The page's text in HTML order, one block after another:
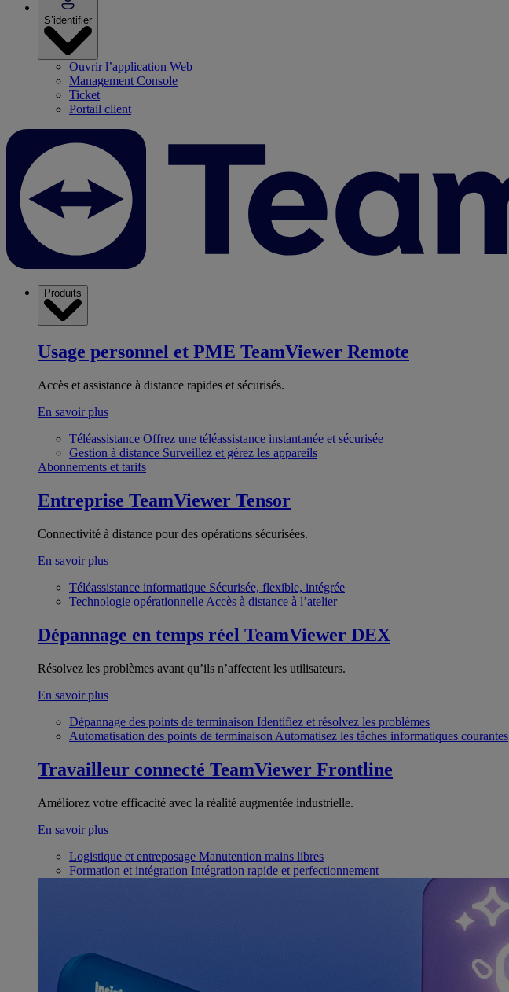
S’identifier
Ouvrir l’application Web
Management Console
Ticket
Portail client
Produits
Usage personnel et PME TeamViewer Remote
Accès et assistance à distance rapides et sécurisés.
En savoir plus
Téléassistance Offrez une téléassistance instantanée et sécurisée
Gestion à distance Surveillez et gérez les appareils
Abonnements et tarifs
Entreprise TeamViewer Tensor
Connectivité à distance pour des opérations sécurisées.
En savoir plus
Téléassistance informatique Sécurisée, flexible, intégrée
Technologie opérationnelle Accès à distance à l’atelier
Dépannage en temps réel TeamViewer DEX
Résolvez les problèmes avant qu’ils n’affectent les utilisateurs.
En savoir plus
Dépannage des points de terminaison Identifiez et résolvez les problèmes
Automatisation des points de terminaison Automatisez les tâches informatiques courantes
Travailleur connecté TeamViewer Frontline
Améliorez votre efficacité avec la réalité augmentée industrielle.
En savoir plus
Logistique et entreposage Manutention mains libres
Formation et intégration Intégration rapide et perfectionnement